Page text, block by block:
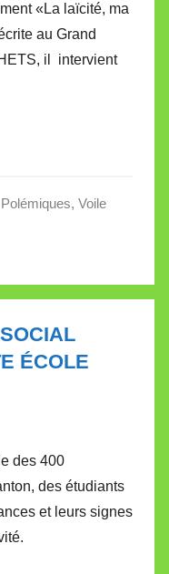
«La laïcité, ma
au Grand
il intervient
Polémiques, Voile
ÉCOLE
des 400
des étudiants
et leurs signes